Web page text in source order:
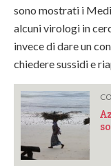
sono mostrati i
alcuni virologi in
invece di dare un
chiedere sussidi e